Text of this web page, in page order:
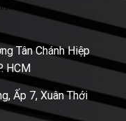
Tân Chánh Hiệp
HCM
Ấp 7, Xuân Thới